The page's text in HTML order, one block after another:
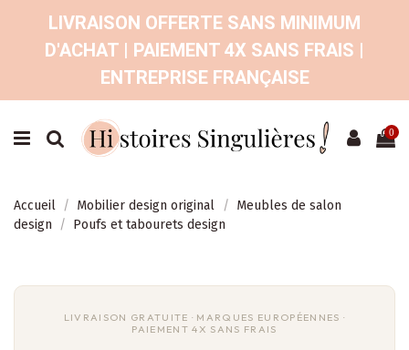
LIVRAISON OFFERTE SANS MINIMUM
D'ACHAT | PAIEMENT 4X SANS FRAIS |
ENTREPRISE FRANÇAISE
0
Accueil Mobilier design original
Meubles de salon
design
Poufs et tabourets design